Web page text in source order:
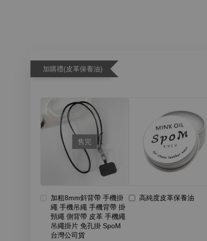
加購禮(皮革保養油)
售完
加粗8mm斜背帶 手機掛
繩 手機吊繩 手機背帶 掛
頸繩 側背帶 皮革 手機繩
吊繩掛片 免孔掛 SpoM
台灣公司貨
高純度皮革保養油